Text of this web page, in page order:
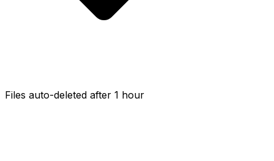
Files auto-deleted after 1 hour